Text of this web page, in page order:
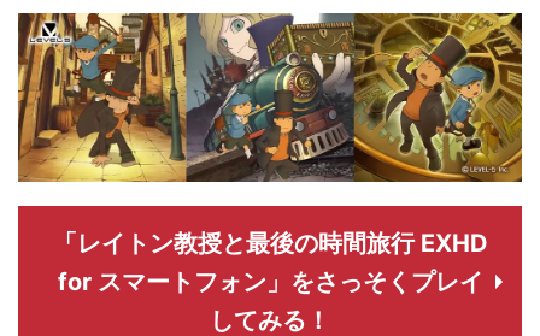
「レイトン教授と最後の時間旅行 EXHD
for スマートフォン」をさっそくプレイ
してみる！